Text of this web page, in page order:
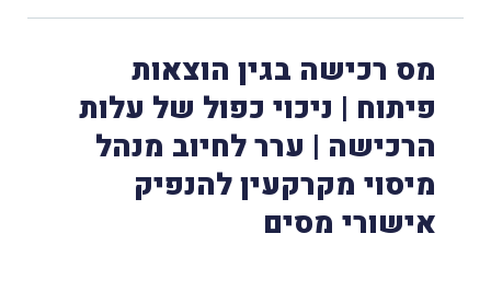
מס רכישה בגין הוצאות
פיתוח | ניכוי כפול של עלות
הרכישה | ערר לחיוב מנהל
מיסוי מקרקעין להנפיק
אישורי מסים